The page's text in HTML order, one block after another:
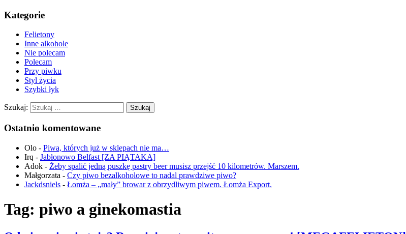
Kategorie
Felietony
Inne alkohole
Nie polecam
Polecam
Przy piwku
Styl życia
Szybki łyk
Szukaj:
Ostatnio komentowane
Olo - Piwa, których już w sklepach nie ma…
Irq - Jabłonowo Belfast [ZA PIĄTAKA]
Adok - Żeby spalić jedną puszkę pastry beer musisz przejść 10 kilometrów. Marszem.
Małgorzata - Czy piwo bezalkoholowe to nadal prawdziwe piwo?
Jackdsniels - Łomża – „mały” browar z obrzydliwym piwem. Łomża Export.
Tag: piwo a ginekomastia